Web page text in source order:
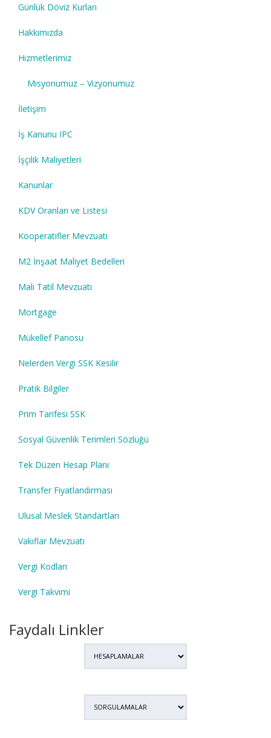
Günlük Döviz Kurları
Hakkımızda
Hizmetlerimiz
Misyonumuz – Vizyonumuz
İletişim
İş Kanunu IPC
İşçilik Maliyetleri
Kanunlar
KDV Oranları ve Listesi
Kooperatifler Mevzuatı
M2 İnşaat Maliyet Bedelleri
Mali Tatil Mevzuatı
Mortgage
Mükellef Panosu
Nelerden Vergi SSK Kesilir
Pratik Bilgiler
Prim Tarifesi SSK
Sosyal Güvenlik Terimleri Sözlüğü
Tek Düzen Hesap Planı
Transfer Fiyatlandırması
Ulusal Meslek Standartları
Vakıflar Mevzuatı
Vergi Kodları
Vergi Takvimi
Faydalı Linkler